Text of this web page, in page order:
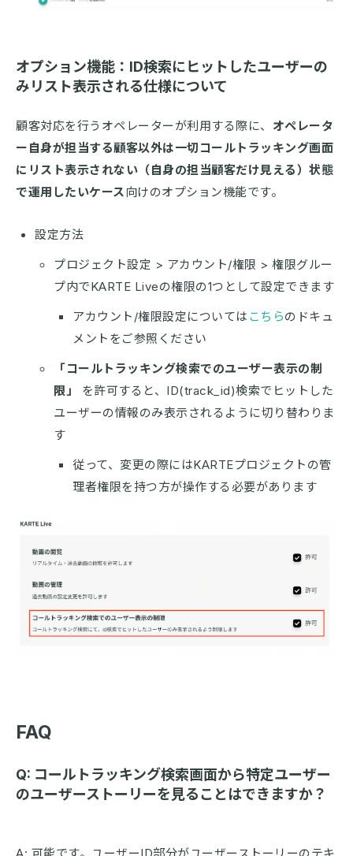
オプション機能：ID検索にヒットしたユーザーの
みリスト表示される仕様について
顧客対応を行うオペレーターが利用する際に、 オペレータ
ー自身が担当する顧客以外は一切コールトラッキング画面
にリスト表示されない（自身の担当顧客だけ見える）状態
で運用したいケース 向けのオプション機能です。
設定方法
プロジェクト設定 > アカウント/権限 > 権限グルー
プ内でKARTE Liveの権限の1つとして設定できます
アカウント/権限設定については こちらのドキュ
メントをご参照ください
「コールトラッキング検索でのユーザー表示の制
限」
を許可すると、ID(track_id)検索でヒットした
ユーザーの情報のみ表示されるように切り替わりま
す
従って、変更の際にはKARTEプロジェクトの管
理者権限を持つ方が操作する必要があります
FAQ
Q: コールトラッキング検索画面から特定ユーザー
のユーザーストーリーを見ることはできますか？
A: 可能です。ユーザーID部分がユーザーストーリーのテキ